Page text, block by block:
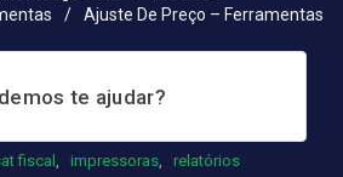
/ Ajuste De Preço – Ferramentas
fiscal , impressoras, relatórios